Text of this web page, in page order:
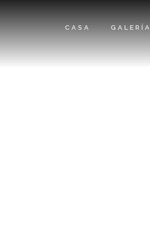
CASA GALERÍA